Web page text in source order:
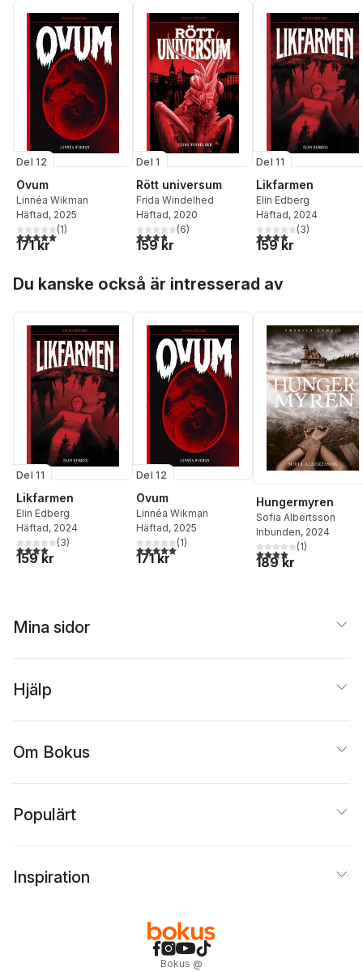
Del 12
Ovum
Linnéa Wikman
Häftad, 2025
5,0utav 5 stjärnor. Totalt antal röster:
(1)
171 kr
Del 1
Rött universum
Frida Windelhed
Häftad, 2020
3,8utav 5 stjärnor. Totalt antal röster:
(6)
159 kr
Del 11
Likfarmen
Elin Edberg
Häftad, 2024
4,0utav 5 stjärnor.
(3)
159 kr
Du kanske också är intresserad av
Del 11
Likfarmen
Elin Edberg
Häftad, 2024
4,0utav 5 stjärnor. Totalt antal röster:
(3)
159 kr
Del 12
Ovum
Linnéa Wikman
Häftad, 2025
5,0utav 5 stjärnor. Totalt antal röster:
(1)
171 kr
Hungermyren
Sofia Albertsson
Inbunden, 2024
4,0utav 5 stjärnor.
(1)
189 kr
Mina sidor
Hjälp
Om Bokus
Populärt
Inspiration
Bokus @